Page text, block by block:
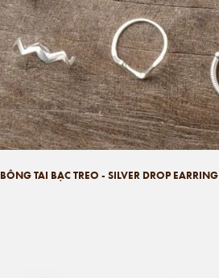
BÔNG TAI BẠC TREO - SILVER DROP EARRING